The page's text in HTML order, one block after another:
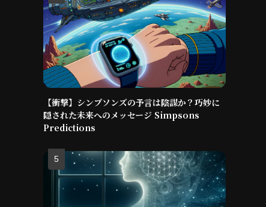
【衝撃】シンプソンズの予言は陰謀か？巧妙に
隠された未来へのメッセージ Simpsons
Predictions